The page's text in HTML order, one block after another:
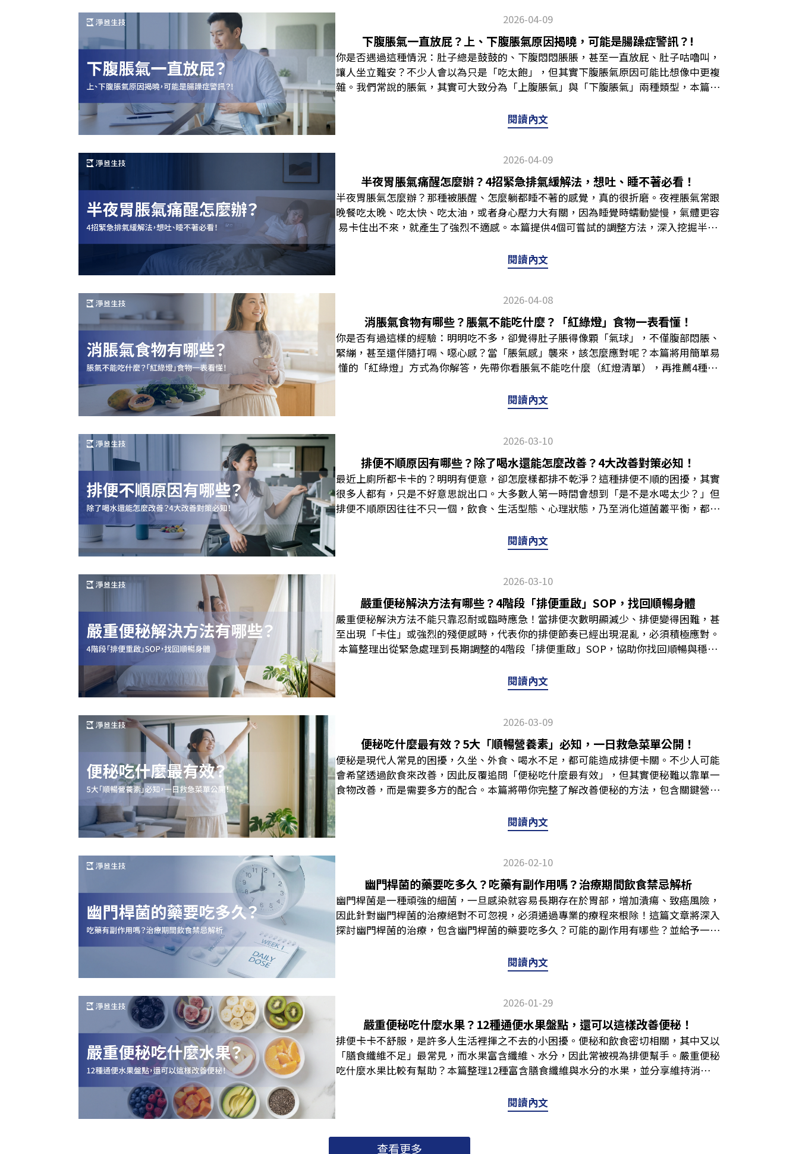
以下幾類營養：優質蛋白質：蛋白質是維持身體修復與正常機能的重要營養來源，可選
酪梨、堅果種子等，也常被放在消化道保養飲食中討論。不過若仍有不適情況，堅果、
種子類建議先少量。十字花科蔬菜：花椰菜、高麗菜、蘿蔔等十字花科蔬菜，含有異硫
氰酸鹽等植化素，是不錯的選擇。但敏感時仍建議煮軟再吃，避免生冷或太硬。 除了
飲食調整，若想為日常多一分防護，也可以依自身需求選擇成分單純、來源清楚的營養
伸閱讀：IgY是什麼？IgY免疫球蛋白功效、適合人群與禁忌、挑選原則一篇解析！有幽
會覺得喝牛奶可以「鋪一層保護膜」，但若本身已有不適，牛奶反而可能加劇情況。若
正在服用特定抗生素，飲用乳製品也可能影響藥物吸收。建議詢問醫師或藥師，了解能
否飲用、需要間隔多久。延伸閱讀：幽門桿菌的藥要吃多久？吃藥有副作用嗎？治療期
間飲食重點解析 Q：有幽門桿菌什麼水果不能吃？建議先避開太甜、過酸、難消化的
水果。常見的鳳梨、檸檬、葡萄柚、太甜的西瓜、荔枝，或是含籽、帶皮、纖維粗的水
狀況穩定再少量嘗試。Q：胃幽門桿菌吃益生菌有效嗎？面對消化道的健康挑戰，首要
任務絕對是遵循專業醫師的醫囑與完整療程。而在日常飲食的基礎上，若想進一步幫助
常保養之用，無法取代醫療常規處置。Q：幽門桿菌殺菌成功後，還會復發嗎？有可
不是終點，而是長期養生的起點。 想要真正遠離消化道危機，不能只靠短期戒口。平
時仍要記得使用公筷母匙、注意飲食衛生，並維持規律作息、減少菸酒，才能為消化道
多一層防護！從今天開始，吃得溫和一點、用餐衛生一點、作息穩定一點，搭配定期追
蹤，才能打下更安心的健康底子。 📌本篇文章僅為健康衛教資訊分享，無法取代專業
的評估與常規醫療處置。 推薦閱讀：排便不順怎麼辦？詳解10大排便不順原因，加碼
可能不只是單純吃錯東西。「火燒心」很多人以為火燒心一定是胃酸過多，但其實也是
胃酸不足症狀之一。當消化不完全時，食物容易在胃中發酵、產氣，增加胃部壓力，使
胃內容物逆流到食道，造成灼熱不適感。噁心想吐食物沒有被順利消化，會讓胃部負擔
感加重，進而引發不適反應，特別是在進食後更為明顯，容易感到噁心、想吐。延伸閱
讀：幽門螺旋桿菌是什麼？會自己好嗎？常見症狀、日常傳染途徑全揭曉 指甲脆弱根
據長庚醫院胃腸科衛教說明，胃酸過少會影響小腸對鈣、鐵等礦物質的吸收。長期下來
營養吸收不良，就可能出現指甲易斷、變薄，或者生長不良的情況。 在此也提醒大
家，以上列舉之症狀僅供參考，並不能作為診斷依據。如果長期有不適情況，務必儘早
胃酸不足也可透過調整生活步調，逐步幫助改善。以下提供4個方法參考，幫助你溫和
食品，或者暴飲暴食，因為這會增加腸胃道負擔，讓消化效率變差。平時可多選擇原型
食物，並養成細嚼慢嚥的習慣，讓胃有充足時間消化。此外，也可斟酌補充適量帶有天
然酸味的食物，如檸檬、醋等，但仍需要參考個人體質而定。延伸閱讀：胃不好吃什麼
早餐？地瓜粥竟是地雷？3大「護胃早餐」菜單與禁忌 調整藥物有些人長期服用抑制胃
建議與醫師討論是否需要調整用藥方式或劑量，避免在不必要的情況下持續抑制胃酸，
形成穩定節奏，同時也可以透過適度運動、放鬆活動，如散步、深呼吸等，來減輕壓
力，讓消化功能更順暢。 搭配補充品有些人會考慮搭配補充品來輔助消化，常見類型
包含消化酵素、益生菌等，這類補充方式建議依個人需求評估，作為日常保養的一環，
並搭配飲食與作息調整。 在此也提醒大家，市面上有許多主打「胃酸補充」的產品，
這類補充品在使用上需要特別謹慎，建議先評估自身狀況，諮詢專業醫師後再進行選擇
析！ 如何知道自己胃酸不足？喝蘋果醋有用嗎？一次解答！以下整理幾個大眾常見的
疑問，一次替你解惑：Q：如何知道自己有胃酸不足問題？最重要的原則是：不要只靠
就診），由醫師評估是否需要照胃鏡，進一步確認原因。 而除了醫療檢查，日常生活
重脹氣或食物消化慢情形？是否長期有營養吸收不良的表現，如疲倦、指甲脆弱？這些
都有可能是身體在提醒消化機能需要被關注，不過還是建議以醫師專業判斷為主，避免
自己錯誤判斷。延伸閱讀：胃酸顏色解密！吐黃水、咖啡色代表什麼？嘔吐物警訊&緩
解法一覽 Q：胃酸不足喝蘋果醋有用嗎？蘋果醋常被認為可以「幫助消化」或「補充酸
瘍、胃食道逆流或其他胃部疾病，隨意補充酸性飲品，反而可能刺激胃部。 當你經過
當賁門關閉不良，胃酸隨時可能逆流，並不會因為胃酸不足就不會發生。而當胃酸不足
症狀出現，不只是代表「消化變慢」而已，更代表身體第一道「殺菌防線」出現漏洞，
使細菌更容易進入消化道，影響整體健康。如果想提前預防與改善，可以從日常做起，
包含建立規律作息、調整飲食習慣，以維持腸道菌叢平衡。比起單一方法，更重要的是
讓整體消化環境回到穩定與健康的狀態。 📌本文提及方法為日常保養與調整方向，並
診斷。 推薦閱讀：排便不順怎麼辦？詳解10大排便不順原因，加碼解決方法全攻略！
下腹脹氣一直放屁？上、下腹脹氣原因揭曉，可能是腸躁症警訊？!
液體的情況較為罕見，可能代表出血時間已經相當久，且伴隨解黑便（柏油樣糞便）症
劇痛，務必盡速就醫急診，千萬不可拖延。延伸閱讀：胃酸過多怎麼辦？改善方法＋預
防手段不藏私，這些NG食物要小心 嘔吐物顏色：黃綠色、白色泡沫，逆流或空腹太
久！除了咖啡色、紅色、黑色這些出血警訊，黃綠色或白色的嘔吐物也是常見狀況，通
常與逆流或消化不良有關：黃綠色肝病防治學術基金會指出，當嘔吐物呈現黃綠色，通
常見於劇烈且長時間的嘔吐情況。白色泡沫如果嘔吐物帶有白色泡沫，通常會伴隨脹
氣、打嗝等症狀。這可能是因為空腹太久、胃酸分泌過多，或是吃太飽消化不良所引起
色代表意義：嘔吐物顏色常見特徵與伴隨症狀可能原因與警訊無色透明帶有酸味正常的
胃液（胃酸），可能因空腹嘔吐而排出。白色泡沫伴隨脹氣、打嗝空腹太久、胃酸過多
或消化不良。黃綠色嘴巴有明顯苦味混入膽汁，常見於劇烈嘔吐、膽汁逆流時。咖啡色
呈現「咖啡渣」狀上消化道出血，經胃酸消化變色，常為潰瘍徵兆。紅色（血）吐出鮮
血，可能伴隨頭暈急性上消化道大量出血，或是口腔出血。黑色伴隨「柏油狀」黑便消
化道出血時間長，或者出血量大。延伸閱讀：胃不好吃什麼早餐？地瓜粥竟是地雷？3
大「護胃早餐」菜單與禁忌 看到嘔吐物有異常顏色怎麼辦？緩解與處理SOP嘔吐往往
讓人變得虛弱不適，如果發現嘔吐物顏色異常，可參考以下SOP進行初步處理，然後盡
「側臥」姿勢，避免平躺時被嘔吐物嗆到而發生危險。暫時禁食剛吐完的腸胃道，正處
漸進式補水雖然嚴重嘔吐時，不建議立即進食，但嘔吐容易流失大量水分與電解質，若
後續有頭暈等脫水徵兆，可嘗試小口、漸進式地補充水分，切忌大口猛灌。漱口清潔嘔
吐後嘴裡會殘留異味及酸性物質，建議可使用清水漱口，幫助去除味道、保護牙齒，也
避免刺激二度嘔吐。就醫檢查嘔吐物出現紅、黑、咖啡色情況，或是參考中國醫藥大學
到醫院就診。 延伸閱讀：胃酸不足症狀有哪些？飯後脹氣、放屁別忽視！3招重建關鍵
胃酸逆流，還有「膽汁逆流」。當幽門瓣閉合不全或劇烈嘔吐時，十二指腸內的膽汁會
逆流進胃部，導致吐出黃綠色且帶有苦味的液體。Q：什麼情況需要盡速就醫檢查？嘔
出鮮紅血液或咖啡色物質，乃至解黑便、吞嚥困難、嚴重腹痛、發燒冒冷汗等，都是較
危險的情況，務必盡快就醫檢查。Q：經常胃酸逆流，日常飲食要注意什麼？建議掌握
「定時定量、少量多餐」原則，飲食盡量清淡，避免過度辛辣、甜口、油膩等容易刺激
生機率。 總結來說，若發現逆流或嘔吐物出現異常顏色，建議及早尋求醫師協助，透
過檢查確認是否有消化道潰瘍或出血的情況。而在療程結束或日常生活中，別忘了調整
參考，不能取代專業醫療診斷。若有持續性的腸胃不適或異常嘔吐情況，請務必尋求專
一篇解析！幽門螺旋桿菌是什麼？會自己好嗎？常見症狀、日常傳染途徑全揭曉
想咳嗽，很可能是胃食道逆流。這類型的人，早餐千萬不可吃湯湯水水的食物（如：稀
飯、麵線），根據敏盛醫院研究副院長江坤俊說明，這容易讓胃部壓力大、增加逆流機
率。建議可採取「乾濕分離」的飲食原則，避免邊吃邊大量喝湯或飲料，盡量以固體、
好消化食物為主，同時避免過甜、過油的早餐搭配。 肚子脹氣吃完早餐常覺得肚子脹
脹，還一直頻繁打嗝、放屁，可能與脹氣、消化不良有關。會有這類情況，可能是你吃
了太多容易產氣的食物，參考美國健康媒體WebMD一篇文章，常見如豆類、油炸食物
等，減少高油、高糖的早餐內容，並且有意識地放慢進食速度，避免吞入過多空
潰瘍若空腹就胃痛，或是吃了東西有強烈不舒服反應，就要留意是否與胃潰瘍相關。如
溫和的食物為主，選擇軟質、易消化的食物（如：雞蛋、豆腐），避免含咖啡因、酒
精，或者過於辛辣、油膩的刺激性食物，並且規律進食。延伸閱讀：胃酸過多怎麼辦？
改善方法＋預防手段不藏私，這些NG食物要小心 胃不好吃什麼早餐？3組「護胃菜
單」參考胃不好吃什麼早餐？有些人覺得吃稀飯、清淡點好，有些人覺得吃沙拉、蔬菜
項目： 逆流族✔️推薦組合：山藥＋水煮蛋＋無糖熱豆漿 ⚠️避雷食物：稀飯、湯麵胃食
道逆流的人，早餐要特別注意「不要讓胃撐太大」，也要避免刺激胃酸分泌的食物。此
負擔，整體偏乾、也比較不容易引發逆流。稀飯、湯麵這些食物液體較多，容易撐大胃
部。 脹氣族✔️推薦組合：雞肉三明治（燕麥吐司佳）＋溫開水 ⚠️避雷食物：地瓜、含
糖奶茶、碳酸飲料脹氣族的早餐飲食重點，在於「減少產氣」與「降低腸胃負擔」。雞
肉好消化、低負擔，燕麥吐司纖維較溫和，比精緻麵包更穩定腸胃。而地瓜、奶茶的糖
份與奶精，可能加劇脹氣；碳酸飲料自帶大量氣體，建議要避開。 胃痛族✔️推薦組
合：雞蓉玉米粥＋溫開水 ⚠️避雷食物：飯糰、生菜沙拉、咖啡、辛辣食物胃痛或有潰
瘍傾向的人，早餐原則是「溫和、柔軟、低刺激」，避免胃再次受傷。軟質食物能降低
胃部負擔，雞蓉可補充蛋白質，同時不會過度刺激，建議煮爛一點幫助消化。而傳統飯
攝取。其實不管是哪一種胃不適，早餐的選擇都有一些共通原則可以掌握：建議以溫熱
慢慢喝。 延伸閱讀：半夜胃脹氣痛醒怎麼辦？4招緊急排氣緩解法，想吐、睡不著必
看！ 胃不好還可以怎麼改善？養胃5招要銘記早餐選對了，但吃太快、吃太飽或作息混
亂，還是容易不舒服。所以不能只是調整菜單，日常習慣也要一起改善！下面提供5個
養胃小習慣參考： 細嚼慢嚥吃飯速度過快，會讓食物還沒充分咀嚼就進入胃部，增加
咀嚼幾下，並且穩定頻率慢慢吃。 勿吃太飽吃太飽會讓胃被撐大，容易引發胃食道逆
以幫助消化，也能減少脹氣問題，建議飯後可稍微走動10～15分鐘，但記得不要太劇
烈。 戒菸戒酒菸、酒都會刺激胃黏膜，長期下來容易讓不適問題反覆發作，建議盡量
減少攝取頻率。 規律作息如果作息混亂、飲食時間不固定，容易打亂胃酸分泌節奏，
進而影響消化功能。可以嘗試固定三餐時間，避免忽餓忽飽，讓胃保持穩定運作節奏。
而除了上述提及的飲食、生活調適，也可視個人狀況，斟酌是否補充營養品輔助調
覽 胃不好吃中式早餐比較好還是西式？吃水果好嗎？一次解答！以下整理大家常見的
疑問，一次為你說明： Q：胃不好吃中式早餐比較好還是西式？其實中式或西式並不是
是相對溫和的選擇；而西式早餐像吐司搭配蛋類，只要不調味過重、生冷，也同樣適
議改喝溫開水或其他溫熱飲品，減少刺激，讓消化系統維持穩定。 延伸閱讀：胃酸不
足症狀有哪些？飯後脹氣、放屁別忽視！3招重建關鍵防禦力 Q：胃不舒服要避開什麼
食物？有幾類食物容易在胃不穩定時加重負擔：油炸類：不易消化，容易延長胃排空時
間。糯米類：黏性高，較難被分解。高糖飲品：可能引起脹氣。加工漬物：多半偏鹹或
果好嗎？不是不行，但要「挑對種類」。過酸或過甜的水果，比如柑橘類的橘子、柳
助消化、較溫和。但上述食物仍不建議空腹大量食用，務必以「適量」為原則！胃不好
並不是什麼都不能吃，而是要學會「看狀況吃、注意吃」，只要掌握好飲食原則，再搭
配生活習慣調整，一天的狀態與活力，也會跟著提升。此外，也可考慮營養補充品，幫
助維持消化道機能。 📌本文提供之健康保養知識與營養補充建議僅供日常參考，不可
替代專業醫療診斷與治療。若有持續性的消化道不適，請務必尋求專業醫師診斷，並於
啟」SOP，找回順暢身體 幽門螺旋桿菌是什麼？會自己好嗎？常見症狀、日常傳染途
徑全揭曉
2026-04-09
下腹脹氣一直放屁？上、下腹脹氣原因揭曉，可能是腸躁症警訊？!
你是否遇過這種情況：肚子總是鼓鼓的、下腹悶悶脹脹，甚至一直放屁、肚子咕嚕叫，
讓人坐立難安？不少人會以為只是「吃太飽」，但其實下腹脹氣原因可能比想像中更複
雜。我們常說的脹氣，其實可大致分為「上腹脹氣」與「下腹脹氣」兩種類型，本篇帶
子好脹！我是「上腹脹氣」還是「下腹脹氣」？ 很多人只知道自己「肚子脹」，但其
實脹氣的位置不同，原因也截然不同。一般來說，可以用肚臍作為簡單的分界線，肚臍
脹氣則常與消化道有關，容易出現一直放屁、便秘的情況。 分類上腹脹氣下腹脹氣位
置肚臍以上肚臍以下主要器官胃部、食道消化道、骨盆腔常見原因消化不良、吃太快、
胃酸過多消化道食物發酵、宿便堆積、婦科問題常見症狀打嗝、胃悶、火燒心、噁心放
屁變多、腸鳴（咕嚕叫）、便秘相關疾病胃炎、胃食道逆流、胃潰瘍腸躁症、腸道菌叢
失衡、子宮內膜異位 延伸閱讀：消脹氣最快方法揭密！5招教你舒緩脹氣問題，多吃這
些消脹氣食物 下腹脹氣原因解析：這4類最常見 究竟為什麼下腹會脹氣？以下整理出常
類、十字花科蔬菜、乳製品、含糖飲料等，被細菌分解後，會產生氫氣、二氧化碳等氣
進而導致脹氣喔！ 消化道疾患誘發若患有腸躁症（IBS），消化道對氣體的敏感度較
旋桿菌是什麼？會自己好嗎？常見症狀、日常傳染途徑全揭曉 婦科問題牽動女性若出
現持續性的下腹脹氣，千萬別只當作腸胃道問題！由於骨盆腔內的器官位置相近，經前
症候群（黃體素導致腸蠕動變慢）、子宮內膜異位症、卵巢囊腫等婦科疾病，常會伴隨
下腹腫脹感。若脹氣同時伴隨經期異常或骨盆腔疼痛，請務必諮詢婦產科醫師。 不良
壓力、作息不規律、睡眠不足、久坐缺乏運動等，都可能影響蠕動，導致氣體排出不
順。 延伸閱讀：消脹氣食物有哪些？脹氣不能吃什麼？「紅綠燈」食物一表看懂！ 下
試低FODMAP飲食有研究指出，一類被稱為「FODMAP」的短鏈碳水化合物（含寡
醣、雙醣、單醣、多元醇），因為在消化道難以被完全吸收，極易被細菌發酵並產生大
量氣體，是引發腸躁症與下腹脹氣的因素之一。參考國泰綜合醫院衛教資料，若經常受
脹氣所苦，可嘗試將飲食更改為「低FODMAP」，減少消化道發酵負擔：避開「高
FODMAP」食物：西瓜、芒果、葡萄柚、大蒜、洋蔥、加工肉品、小麥製品、牛奶、冰
淇淋、果糖等。 嘗試「低FODMAP」食物：奇異果、草莓、鳳梨、豆芽菜、小白菜、
大蕃茄、糙米、蕎麥、魚、蛋、無乳糖飲品等。若經常下腹脹氣，可以嘗試短期（約2
～6週）低FODMAP飲食，觀察排氣與悶脹狀況是否改善，之後再逐步調整菜單。 延伸
展運動能促進消化道蠕動，幫助氣體排出。建議每天散步20分鐘、做腹部伸展、瑜珈扭
排氣。手掌放在肚臍周圍，以順時針方向輕輕按摩，每次約5～10分鐘，這種方式可以
促進腸道蠕動，讓氣體較容易排出。 日常營養品補充當飲食作息不規律時，消化道環
境可能出現變化，因此不少人會在日常生活中補充益生菌，幫助維持消化道機能。此
外，有研究曾探討蛋黃抗體IgY的應用，其具有高度專一性的特性，近年來也被運用於
撰寫一篇文章深入探討，感興趣的朋友歡迎移步參考：IgY是什麼？IgY免疫球蛋白功
一步檢查。 脹氣常見FAQ 以下整理幾個網友常提出的問題，一次解答： Q：哪些人容
易脹氣？久坐上班族、飲食狼吞虎嚥、經常便秘、腸躁症患者，以及處於生理期前後的
女性，都屬於下腹脹氣的高危險群。 Q：消脹氣最快的方法有哪些？若突然脹氣，可以
起身走動、進行腹部按摩，或者喝少許溫水。詳細內容可參考我們的〈半夜胃脹氣痛醒
怎麼辦？4招緊急排氣緩解法〉文章。 Q：脹氣肚子痛怎麼辦？如果只是輕微脹氣，可
盡速到肝膽腸胃科檢查。 Q：消化不良會引起脹氣嗎？會的。消化不良通常會造成上腹
脹氣，常見症狀是打嗝、胃悶、胃部灼熱。 Q：肚子一直發出怪聲是脹氣嗎？有可能。
極度頻繁且伴隨腹痛、腹瀉，就建議進一步檢查。多數情況下，下腹脹氣原因通常與消
科問題或其他健康警訊。如果只是偶爾脹氣，可以從留意飲食、規律運動、調整作息等
方式開始，不過若脹氣持續發生，或者伴隨腹痛、排便異常，就建議及早就醫檢查，找
出真正原因，才能從根本改善消化道健康！ 📌本文資訊僅供衛教參考，不能取代專業
醫療診斷。若有長期反覆的嚴重脹氣或劇烈腹痛，請務必諮詢醫師。 推薦閱讀： 胃酸
10大排便不順原因，加碼解決方法全攻略！
閱讀內文
2026-04-09
半夜胃脹氣痛醒怎麼辦？4招緊急排氣緩解法，想吐、睡不著必看！
半夜胃脹氣怎麼辦？那種被脹醒、怎麼躺都睡不著的感覺，真的很折磨。夜裡脹氣常跟
晚餐吃太晚、吃太快、吃太油，或者身心壓力大有關，因為睡覺時蠕動變慢，氣體更容
易卡住出不來，就產生了強烈不適感。本篇提供4個可嘗試的調整方法，深入挖掘半夜
速緩解法如果你覺得腹部悶悶的，可以參考以下4個方法： 床上「抱膝式伸展」平躺在
床上，雙膝慢慢彎曲並抱向胸口，停留20～30秒再放下，如此重複3～5個回合。這個
慢吐氣，不要憋氣硬撐。 腹部「順時針按摩」如果脹氣持續，建議可進行腹部按摩。
掌心輕壓肚子，從右下腹開始往上、往左、再往下繞圈（順時針），力道以舒服不痛為
準，約5～10分鐘就好，讓腹部放鬆。 按壓「消氣穴道」若脹到有點反胃時，可按壓以
下穴道，每個點約按10～15秒、再放5秒，如此重複5～8個回合，力道以酸脹但不痛為
主：內關穴：位在手腕內側、腕橫紋往上約2～3指幅、兩條筋之間。中脘穴：肚臍上方
正中線。足三里：膝蓋外側下方約3指幅、脛骨外側旁凹陷處。 起身走動覺得脹氣不適
一直放屁？上、下腹脹氣原因揭曉，可能是腸躁症警訊？! 為什麼容易半夜脹氣？解析4
爆發。常見有以下4個原因： 宵夜與飲食習慣晚餐太晚吃，或是宵夜時間太靠近睡覺，
讓你吞進更多空氣，晚上就更容易打嗝、脹悶。 延伸閱讀：排便不順怎麼辦？詳解10
大排便不順原因，加碼解決方法全攻略！ 情緒與生活壓力你有沒有發現，越累、越焦
慮的那幾天，晚上更容易「悶悶脹脹」？壓力會干擾自律神經，影響消化道蠕動，甚至
放大痛覺敏感度，讓你更容易感到脹痛、噁心或睡不好。 藥物與生理因素有些人會在
動與敏感度，讓「同樣的氣」在晚上變得更有感。如果最近有使用某些藥物，也可能讓
脹氣更明顯。 腸道菌叢失衡脹氣很多時候跟「發酵產氣」有關。食物在消化道被分解
提到，腸道菌叢微生態與腹脹有關，適度補充益生菌可協助維持菌叢平衡。不過這類日
常保養需要時間慢慢調整，無法立刻見效，且非人人適合，務必斟酌再做決定。 延伸
閱讀：消脹氣食物有哪些？脹氣不能吃什麼？「紅綠燈」食物一表看懂！ 如何避免晚
上肚子脹氣？4個防「脹」守則想把半夜脹氣的機率降下來，關鍵是讓「晚上不要再累
積氣」。做法不需要很極端，可以從下面這4招開始： 調整飲食不知道半夜胃脹氣怎麼
辦時，最根本的方法是減少產氣來源！較容易產氣的食物，如豆類、部分十字花科蔬
菜、含糖醇的口香糖、碳酸飲料等，最好適量吃，並且集中在白天食用。 規律作息作
息與情緒壓力會影響消化節奏，睡前若仍處於緊繃或高度刺激狀態，夜裡更容易覺得
洗溫水澡、伸展身體、調整呼吸等，讓身體逐步進入休息模式。 注重運動規律活動能
飯後散步10～20分鐘，或者白天從事快走、伸展等輕量活動，把日常運動變成習
慣。 補充營養除了生活習慣的調整，適度補充益生菌、IgY等營養品，也是日常營養補
給的一種選擇。但請記得，營養品無法取代良好的生活基礎。良好的飲食與作息，才是
讓消化道長期維持穩定的不二法門。 延伸閱讀：幽門螺旋桿菌是什麼？會自己好嗎？
幾個大家常問的問題，讓你更認識脹氣的應對方式： Q：脹氣症狀有哪些？常見包含頻
項（最好在有醫囑的情況下服用），若反覆發作，務必諮詢醫師找出原因。 延伸閱
讀：消脹氣最快方法揭密！5招教你舒緩脹氣問題，多吃這些消脹氣食物 Q：每天晚上
都脹氣要看什麼科？如果常常半夜被脹氣影響睡眠，建議到肝膽腸胃科檢查，讓醫師評
估是否與消化不良、胃食道逆流、腸躁症、便秘等因素相關。 Q：益生菌對半夜脹氣有
效嗎？益生菌比較偏向「長期調整」路線，對當下的不舒服感受通常不會立即改變，適
向，可以抓2個重點：菌株標示清楚、菌數與保存方式明確。比起期待「立刻消脹」，
不如從每天的飲食與作息開始，把消化道菌叢環境照顧好，半夜被脹氣痛醒的機率自然
要。晚餐時間拉開、少碰容易產氣的食物與碳酸飲料、睡前讓心情放鬆一點、白天固定
活動，都能幫助消化道節奏更穩喔！ 📌本文資訊僅供衛教參考，不能取代專業醫療診
斷。若有長期反覆的嚴重脹氣，請務必諮詢肝膽腸胃科醫師。 推薦閱讀： IgY是什麼？
IgY免疫球蛋白功效、適合人群與禁忌、挑選原則一篇解析！ 胃酸過多怎麼辦？改善方
法＋預防手段不藏私，這些NG食物要小心
閱讀內文
2026-04-08
消脹氣食物有哪些？脹氣不能吃什麼？「紅綠燈」食物一表看懂！
你是否有過這樣的經驗：明明吃不多，卻覺得肚子脹得像顆「氣球」，不僅腹部悶脹、
緊繃，甚至還伴隨打嗝、噁心感？當「脹氣感」襲來，該怎麼應對呢？本篇將用簡單易
懂的「紅綠燈」方式為你解答，先帶你看脹氣不能吃什麼（紅燈清單），再推薦4種消
麼？5類「紅燈」食物要避開 若常覺得不舒服，第一步是「避開地雷食物」。以下的紅
燈清單，請將它們暫時從餐盤移除： 澱粉類白麵包、麵條、糕點等，皆屬於精製澱
制份量，或者替換成其他原型食物。 豆類豆子、扁豆等食物，因為當中含有較難消化
的寡醣，進到消化道後容易發酵、產氣，是常見的易產氣食物，建議適量攝取。 十字
花科花椰菜、高麗菜、抱子甘藍等十字花科蔬菜，常被點名容易讓人有脹氣感。另外，
一些高纖維的蔬果在份量較多時，也可能讓產氣感更明顯，務必酌量食用。 乳製品乳
製品若含有乳糖，容易讓本身有乳糖不耐症的朋友消化更不順，因而出現腹部悶脹、頻
繁排氣等情況。 精緻食品炸物、甜點、含糖飲料、加工食品等，口味較重、油糖較
香糖，也都會讓人在不知不覺情況下，吞入大量空氣，讓脹氣雪上加霜，不舒服時千萬
物 消脹氣食物推薦！4種「綠燈」天然助攻手 了解「脹氣不能吃什麼」後，下一步就是
梨、奇異果常被列入「助消化」水果清單。前者含有鳳梨酵素，後者含有奇異果酵素，
能幫助分解蛋白質，維持消化道機能，可於餐後切幾塊少量食用。 含鉀蔬果香蕉富含
鉀離子，小黃瓜則富含水分，可作為點心或餐後水果的清爽選擇。 延伸閱讀：嚴重便
秘吃什麼水果？10大通便水果盤點，還可以這樣改善便秘！ 含好菌食品常見如無糖優
就較敏感，建議先諮詢醫生，以免造成反效果。 舒緩型飲品參考美國梅約醫學中心
（Mayo Clinic）一篇文章，可將餐後飲用薄荷或薑茶，搭配改喝常溫水、少喝碳酸飲
水也要多喝喔！ 類別🔴紅燈（脹氣不能吃）🟢綠燈（消脹氣食物）澱粉精製澱粉、部
分糖醇（如口香糖、糖果）原型主食（適量）豆類豆子、扁豆等-蔬果十字花科（如高
麗菜、花椰菜）小黃瓜、含鉀水果（如香蕉）乳製品含乳糖乳製品無糖優格好菌-味噌
（少量清淡）飲品碳酸飲料、含糖飲料 薄荷茶、薑茶、常溫水 延伸閱讀：半夜胃脹氣
痛醒怎麼辦？4招緊急排氣緩解法，想吐、睡不著必看！ 如何快速消脹氣？3招物理急
救法 如果覺得肚子悶脹，可參考以下3個日常活動與姿勢調整建議： 起身走動如果覺得
脹氣，不建議躺著，飯後可以起身在家裡走一走、活動一下，會比較舒服一些。 改變
姿勢可參考瑜珈壓腿排氣式（Knees to Chest Pose）。整個人仰躺於地面，膝蓋彎
鬆。 按摩腹部如果肚子摸起來脹脹的，可以將雙手搓熱，以肚臍為中心，用手掌由右
續不退，或是已嚴重影響生活，建議盡快就醫。 延伸閱讀：下腹脹氣一直放屁？上、
下腹脹氣差在哪？4大下腹脹氣原因解析！ 脹氣常見Q&A以下整理有關脹氣的問與答，
一一為你解惑： Q：造成脹氣的原因有哪些？常見原因包含：狼吞虎嚥邊吃邊說話、嚼
口香糖（吞入過多空氣）吃到易產氣食物生活壓力作息紊亂病理性因素（如：大腸激躁
化，加重悶脹感。建議脹氣期間改吃「水分較少的軟飯」，再搭配少量蔬菜與瘦肉、雞
醣容易在消化道發酵、產氣，如果一次喝太多，可能讓悶脹感更不適。如果想喝，務必
留意少量多次，並搭配較清淡、少油的早餐。 Q：熱敷可以消脹氣嗎？可以作為輔助。
搭配走動、調整姿勢或腹部按摩，將這些納入日常自我照護。 Q：如何預防脹氣反覆發
生？可以從幾個日常習慣著手，包含規律活動、飲食均衡、細嚼慢嚥、吃飯不說話、降
低碳酸飲料攝取等，並留意自己對哪些食物特別容易悶脹，然後小心避開。長期下來，
回想自己是否踩到「紅燈」清單。若不適感持續，務必盡速就醫、釐清問題。而如果想
維持消化道機能平衡，也可依個人需求選擇IgY、益生菌等日常保養補給，並搭配規律
幫助維持消化道機能、健康維持為撰寫方向；若不適持續或影響生活，建議諮詢專業醫
閱讀內文
2026-03-10
排便不順原因有哪些？除了喝水還能怎麼改善？4大改善對策必知！
最近上廁所都卡卡的？明明有便意，卻怎麼樣都排不乾淨？這種排便不順的困擾，其實
很多人都有，只是不好意思說出口。大多數人第一時間會想到「是不是水喝太少？」但
排便不順原因往往不只一個，飲食、生活型態、心理狀態，乃至消化道菌叢平衡，都可
順原因，一起看看吧！ 排便不順自我檢測：從「便便形狀」看健康很多人只看「有沒
有大便」，但其實「便便的形狀」才是更重要的訊號。國際上常用的判斷方式叫做「布
型形狀描述代表意義第一型一顆顆分離的硬球（像羊大便）嚴重便秘第二型香腸狀但表
面凹凸不平輕微便秘第三型香腸狀但表面有裂痕正常（稍微偏乾）第四型光滑柔軟的香
腸狀或蛇狀最理想狀態 💩第五型邊緣清楚的軟塊正常（稍微偏軟）第六型鬆散、糊狀
輕微腹瀉第七型水狀、無成形嚴重腹瀉 如果你常出現第一型或第二型，且伴隨排便費
力，需要用力擠壓。排完仍覺得不乾淨（殘便感）。每週排便次數少於3次。那就屬於
典型的「便秘型排便不順」。與其只計算次數，不如從今天開始觀察形狀，這是最直接
暢身體 排便不順原因有哪些？5大「卡關」元兇講到排便不順原因，很多人只想到「纖
消化道就像一條輸送帶，需要足夠原料及潤滑，前者就是常聽到的膳食纖維，後者是水
得乾硬，移動困難；油脂不足則會導致消化道缺乏潤滑，糞便卡住。若想要順暢，纖
維、水、油缺一不可。 延伸閱讀：嚴重便秘吃什麼水果？10大通便水果盤點，還可以
這樣改善便秘！ 生活不健康消化道蠕動與身體活動密切相關，如果長期久坐不動、缺
乏運動，會讓腸胃蠕動變慢，進而導致便秘。還有習慣性忍便，這非常傷身！當便意來
便秘問題。 心理不放鬆消化道密佈神經系統，當你感到焦慮、緊張或壓力大時，交感
神經興奮，會抑制消化道蠕動，導致消化功能下降。這也是為什麼很多人考試前、報告
痛藥、鐵劑、降血壓藥、抗憂鬱藥物等，副作用常包含便秘。此外還有荷爾蒙波動，女
性生理期前（黃體素升高）、懷孕期間或更年期，荷爾蒙變化都可能讓消化道蠕動變
慢，造成排便不順。 消化道生態失衡消化道內住著數以兆計的微生物，好菌能幫助消
化、促進蠕動，但如果因為飲食偏差、作息混亂或特定藥物使用，導致壞菌多於好菌，
消化道環境惡化，自然會影響排便節奏。除了上述列出的排便不順原因，排便狀況也容
易受到荷爾蒙波動（如：更年期）及環境改變（如：出差、旅行「認馬桶」）影響。因
此，在評估成因時，往往不能只看單一因素，而是需要綜合性的評估，才能找出卡關的
癥結點！ 延伸閱讀：幽門螺旋桿菌是什麼？會自己好嗎？常見症狀、日常傳染途徑全
法。以下4個面向，建議同步調整： 飲食對策水分：每日飲水量建議為「6～8杯水（每
如地瓜、燕麥、奇亞籽、帶皮水果等。 好油：每天攝取適量堅果，或者在料理中加入
橄欖油，幫助潤滑消化道。提醒大家，纖維攝取要循序漸進，如果突然吃太多纖維卻沒
喝水，反而可能讓便秘更嚴重喔！ 延伸閱讀：便秘吃什麼最有效？5大「順暢營養素」
必知，一日救急菜單公開！ 生活對策規律運動：每週至少3次快走或瑜伽，利用地心引
便。 使用小凳子：如廁時腳踩小板凳，讓膝蓋高於臀部（模擬蹲姿），讓排便更順
繃。 保養對策當生活與飲食都調整完善，也可以考慮補充營養品作為輔助，比如益生
閱讀內文
2026-03-10
嚴重便秘解決方法有哪些？4階段「排便重啟」SOP，找回順暢身體
嚴重便秘解決方法不能只靠忍耐或臨時應急！當排便次數明顯減少、排便變得困難，甚
至出現「卡住」或強烈的殘便感時，代表你的排便節奏已經出現混亂，必須積極應對。
本篇整理出從緊急處理到長期調整的4階段「排便重啟」SOP，協助你找回順暢與穩定
分院指出，便秘不單指排便次數減少，出現糞便乾硬、排不乾淨，或者需要借助藥物才
能排便等，都屬於便秘。但在次數部分，其實沒有絕對標準，一天3次或一週3次都屬於
續超過3週，又或者排便時出現血便，建議就醫檢查。醫師會依情況評估，必要時透過
藥物或灌腸方式，先解除嚴重卡關狀態，避免不適持續加重。 延伸閱讀：排便不順怎
麼辦？詳解10大排便不順原因，加碼解決方法全攻略！ 嚴重便秘解決方法二：動作改
善法當便秘尚未嚴重到需要醫療介入時，可試著透過以下幾個溫和、好上手的方法，讓
排便更順暢：腳踩板凳：在腳下墊一個板凳，讓膝蓋略高於臀部，藉此減少出力不順的
情況。輕按腹部：手掌沿著腹部順時方向輕柔按壓，可持續約5分鐘，以不造成壓迫為
排便不暢，簡單的走路、伸展都有助喚醒身體。平時應養成「固定時間排便」的習慣
便秘吃什麼最有效？5大「順暢營養素」必知，一日救急菜單公開！ 嚴重便秘解決方法
法」時，只是一味補充纖維，卻忽略水分、油脂的搭配。以下3大飲食重點務必掌握：
喝一杯溫水：水分是糞便的軟化劑，可以早上起床或餐後來杯水，開啟排便節奏。 吃
高纖食物：蔬菜、水果、全穀類屬於常見的高纖來源，能增加糞便體積，促進排便。不
過纖維攝取需循序漸進，突然大量補充容易造成脹氣，務必多加留意。 攝取足量油：
40%、油脂10%的比例，長期穩定、均衡的飲食，比臨時調整來得更有幫助！ 延伸閱
讀：嚴重便秘吃什麼水果？10大通便水果盤點，還可以這樣改善便秘！ 嚴重便秘解決
除了前面提到的嚴重便祕解決方法，也可以透過補充益生菌、IgY等方式，協助維持消
化道內的菌叢平衡，建立良好環境。體質調整講求長期、穩定與持續，若只是短暫補
充，且無搭配飲食、動作等調整，效果依舊有限。建議多管齊下，才能真正幫助到身
體。 延伸閱讀：IgY是什麼？IgY免疫球蛋白功效、適合人群與禁忌、挑選原則一篇解
析！ FAQ以下整理幾個與便秘相關的常見問題，協助你快速判斷狀況： Q：怎麼判斷自
己是否便秘？一週排便次數少於3次，排便常覺得費力、卡住，糞便偏乾硬或呈顆粒
狀，且排便後仍有排不乾淨的殘便感，就屬於需要留意的狀況。而為方便分析，醫學上
有一套「布里斯托大便分類法」（Bristol Stool Scale），將大便分成7種型態，判別其
堅果極少高度便秘可能第2型香腸狀但表面凹凸偏少便秘傾向第3型香腸狀、表面有裂痕
閱讀內文
2026-03-09
便秘吃什麼最有效？5大「順暢營養素」必知，一日救急菜單公開！
便秘是現代人常見的困擾，久坐、外食、喝水不足，都可能造成排便卡關。不少人可能
會希望透過飲食來改善，因此反覆追問「便秘吃什麼最有效」，但其實便秘難以靠單一
食物改善，而是需要多方的配合。本篇將帶你完整了解改善便秘的方法，包含關鍵營養
這5類營養素！便秘吃什麼最有效？想要解決排便不順，最有效的做法不是只吃菜，而
是遵循「高纖、補油、足水」的黃金組合。 膳食纖維負責增加糞便體積，而油脂則扮
配： 改善便秘營養素 #1 高纖維食物膳食纖維可分為水溶性與非水溶性，前者能吸水，
讓糞便變得柔軟，常見於水果；後者則可增加糞便體積，刺激消化道蠕動，蔬菜較常
見。日常可選擇深色葉菜類、麥片、豆類，以及奇異果、木瓜等水果，透過多元來源補
充纖維。 延伸閱讀：嚴重便秘吃什麼水果？10大通便水果盤點，還可以這樣改善便
秘！ 改善便秘營養素 #2 好油脂食物不少人會為了控制體重刻意少油，但油脂其實是排
便順暢的重要角色。適量好油能幫助消化道形成潤滑環境，方便糞便排出，建議選擇健
便秘營養素 #3 適量乳製品發酵型乳製品如優格、無糖優酪乳，含有天然益生菌，適量
多。 改善便秘營養素 #4 全穀雜糧食物精製澱粉攝取過多，容易讓糞便量不足、排便感
道運動，較建議選用。 改善便秘營養素 #5 酵素與益生菌除了纖維與油脂，消化道內部
環境同樣影響排便是否順暢。有些水果內的天然酵素（如木瓜酵素、鳳梨酵素）能幫助
消化，而益生菌則有助於改變菌叢生態，近年也有將複方與IgY結合的產品，協助維持
消化道機能。 營養素運作機制推薦食物來源高纖維食物增加糞便體積，吸水軟化深色
果、深海魚適量乳製品補充益生菌，維持菌叢平衡無糖優格、無糖優酪乳全穀雜糧食物
提供非水溶性纖維，促進蠕動糙米、燕麥、五穀飯、麥片酵素與益生菌幫助調整菌叢生
還能怎麼改善？4大改善對策必知！ 不只是靠吃菜！一日「解便秘菜單」參考以下提供
閱讀內文
2026-02-10
幽門桿菌的藥要吃多久？吃藥有副作用嗎？治療期間飲食禁忌解析
幽門桿菌是一種頑強的細菌，一旦感染就容易長期存在於胃部，增加潰瘍、致癌風險，
因此針對幽門桿菌的治療絕對不可忽視，必須通過專業的療程來根除！這篇文章將深入
探討幽門桿菌的治療，包含幽門桿菌的藥要吃多久？可能的副作用有哪些？並給予一些
療法幽門桿菌的藥要吃多久？根據衛福部《胃幽門螺旋桿菌篩檢指引》，目前主流的治
療方式為「含鉍劑的四合一療法」，療程多為10～14天，具體時間會依個別情況調整。
常見的治療手段。 藥物種類作用機制重點提醒抗生素（2種）殺死幽門桿菌不建議自行
停藥，以免產生抗藥性，影響治療PPI抑制胃酸分泌降低胃酸環境，提升抗生素殺菌的
效果鉍劑保護黏膜＋殺菌服用後糞便可能會呈現深黑色，為正常代謝現象 由於近年來
細菌抗藥性增加，採用「四合一療法」雖然藥丸數量較多，但能提升除菌成功率。而務
必注意的是，抗生素治療不宜自行停藥，即使症狀緩解，也建議配合醫囑走完療程（通
常為10～14天），以免細菌產生抗藥性導致殺菌失敗。 不論何種療法，在藥物治療結
完全。 關於檢測方式，可以參考：如何知道自己有胃幽門桿菌？檢測法、可能症狀、
服用藥物較多，有可能出現一些副作用。以下是5個常見的副作用： 可能副作用 #1 噁
閱讀內文
2026-01-29
嚴重便秘吃什麼水果？12種通便水果盤點，還可以這樣改善便秘！
排便卡卡不舒服，是許多人生活裡揮之不去的小困擾。便秘和飲食密切相關，其中又以
「膳食纖維不足」最常見，而水果富含纖維、水分，因此常被視為排便幫手。嚴重便秘
吃什麼水果比較有幫助？本篇整理12種富含膳食纖維與水分的水果，並分享維持消化順
開膳食纖維攝取不足，是造成便秘的常見原因之一。水果擁有天然的纖維、維生素與水
分，能促進消化道蠕動、幫助排便。那嚴重便秘吃什麼水果好？以下12種水果請務必筆
持消化道順暢。在便秘水果中討論度很高，但也須注意適量，成人每天吃1～2顆即
閱讀內文
查看更多